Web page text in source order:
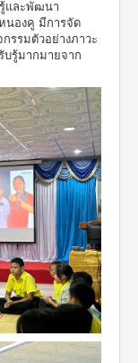
และพัฒนา
นองคู มีการจัด
รรมตัวอย่างภาวะ
รู้มากมายจาก